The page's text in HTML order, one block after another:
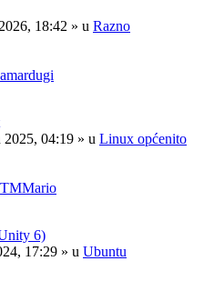
18:42 » u Razno
amardugi
2025, 04:19 » u Linux općenito
TMMario
6)
17:29 » u Ubuntu